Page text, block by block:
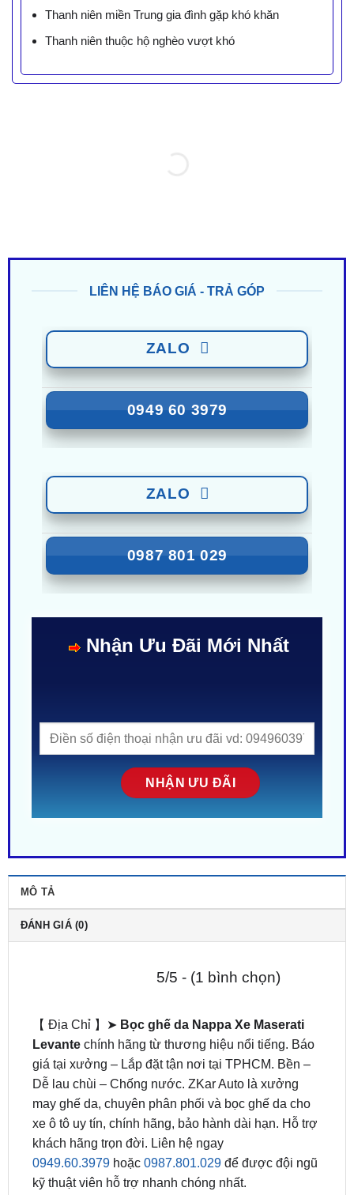
Thanh niên miền Trung gia đình gặp khó khăn
Thanh niên thuộc hộ nghèo vượt khó
LIÊN HỆ BÁO GIÁ - TRẢ GÓP
ZALO
0949 60 3979
ZALO
0987 801 029
Nhận Ưu Đãi Mới Nhất
MÔ TẢ
ĐÁNH GIÁ (0)
5/5 - (1 bình chọn)
【 Địa Chỉ 】➤ Bọc ghế da Nappa Xe Maserati
Levantechính hãng từ thương hiệu nổi tiếng. Báo
giá tại xưởng – Lắp đặt tận nơi tại TPHCM. Bền –
Dễ lau chùi – Chống nước. ZKar Auto là xưởng
may ghế da, chuyên phân phối và bọc ghế da cho
xe ô tô uy tín, chính hãng, bảo hành dài hạn. Hỗ trợ
khách hãng trọn đời. Liên hệ ngay
0949.60.3979hoặc 0987.801.029để được đội ngũ
kỹ thuật viên hỗ trợ nhanh chóng nhất.